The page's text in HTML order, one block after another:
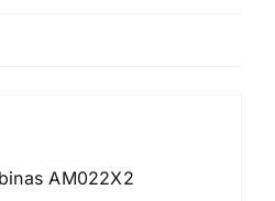
AM022X2